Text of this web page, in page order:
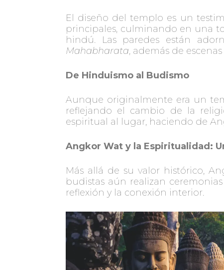
El diseño del templo es un
principales, culminando en una
hindú. Las paredes están
Mahabharata, además de
De Hinduismo al Budismo
Aunque originalmente era un
reflejando el cambio de la
espiritual al lugar, haciendo de
Angkor Wat y la Espiritualidad:
Más allá de su valor histórico,
budistas aún realizan
reflexión y la conexión interior.